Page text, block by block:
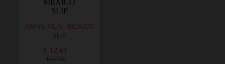
ANAIS MEN - MEXICO
SLIP
€ 12,61
€ 17,20